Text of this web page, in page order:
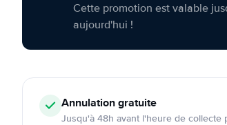
Cette promotion est valable
aujourd'hui !
Annulationgratuite
Jusqu'à 48h avant l'heure de collecte